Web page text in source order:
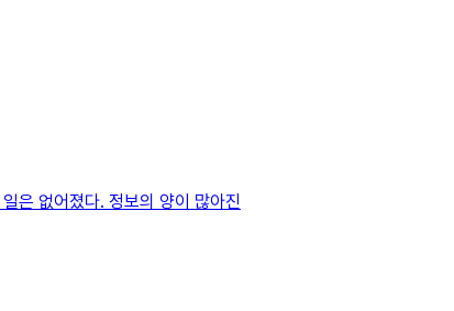
은 없어졌다. 정보의 양이 많아진